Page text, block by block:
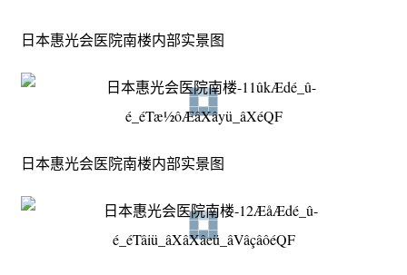
日本惠光会医院南楼内部实景图
日本惠光会医院南楼内部实景图